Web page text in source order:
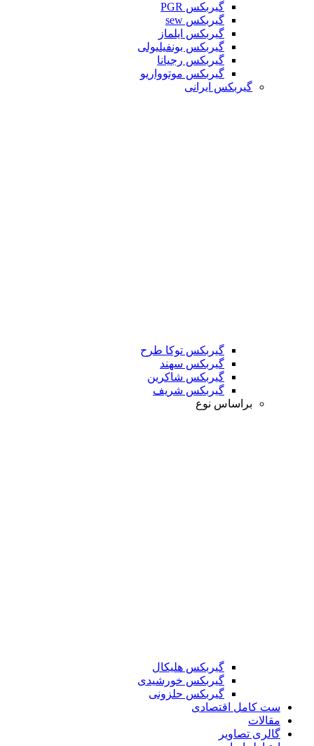
گیربکس PGR
گیربکس sew
گیربکس ایلماز
گیربکس بونفیلیولی
گیربکس رجیانا
گیربکس موتوواریو
گیربکس ایرانی
گیربکس توکا طرح
گیربکس سهند
گیربکس شاکرین
گیربکس شریف
براساس نوع
گیربکس هلیکال
گیربکس خورشیدی
گیربکس حلزونی
ست کامل اقتصادی
مقالات
گالری تصاویر